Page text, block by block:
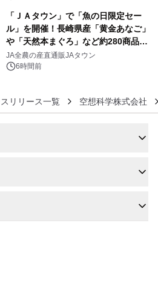
「ＪＡタウン」で「魚の日限定セー
ル」を開催！長崎県産「黄金あなご」
や「天然本まぐろ」など約280商品を
販売！～毎月１０日の定例企画～
JA全農の産直通販JAタウン
6時間前
リリース一覧 空想科学株式会社